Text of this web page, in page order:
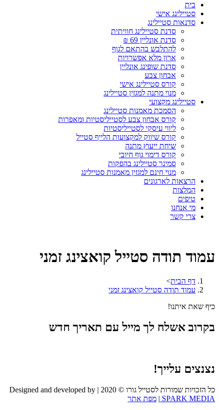
בית
סטיילינג אישי
סדנאות סטיילינג
סדנת סטיילינג חוויתית
סדנת אונליין 69 ₪
להתלבש בהתאם לגוף
ארון מלא אפשרויות
סדנת שופינג אונליין
אבחון צבע
קורס סטיילינג אישי
מנוי מתנה למגזין סטיילינג
סטיילינג מקצועי
הסמכת מאמנות סטיילינג
קורס אבחון צבע לסטייליסטיות ומאפרות
ליווי עיסקי לסטייליסטיות
קורס שיווק למקצועות הלייף סטייל
שיחת ייעוץ מתנה
קורס דימוי גוף חיובי
סמינר סטיילינג בהפקות
מנוי חינם למגזין מאמנות סטיילינג
הרצאות לארגונים
המלצות
טיפים
מי אנחנו
צרי קשר
עמוד תודה סטייל קואצינג זמני
דף הבית>
עמוד תודה סטייל קואצינג זמני
כיף שאת איתנו!
בקרוב אשלח לך מייל עם תאריך חדש
נצנצים עלייך!
כל הזכויות שמורות לסטייל גורו © 2020 | Designed and developed by
SPARK MEDIA
| מפת אתר